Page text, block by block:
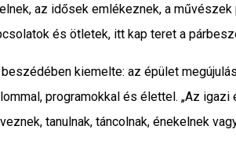
az idősek emlékeznek, a
és ötletek, itt kap teret a
kiemelte: az épület
programokkal és élettel. „Az
tanulnak, táncolnak, énekelnek